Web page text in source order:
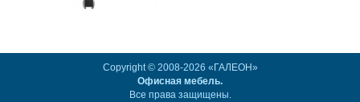
Copyright © 2008-2026 «ГАЛЕОН»
Офисная мебель.
Все права защищены.